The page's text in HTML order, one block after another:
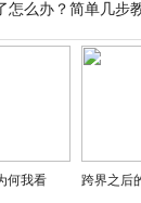
怎么办？简单几步
何我看 跨界之后